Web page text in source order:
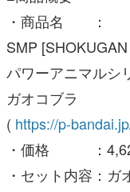
パワーアニマル
ガオコブラ
https://p-
・価格 ：4,620
・セット内容：ガ
ポット／
合体用ジョイント